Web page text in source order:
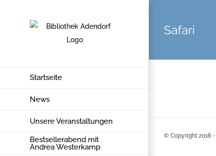
Startseite
News
Unsere Veranstaltungen
Bestsellerabend mit
Andrea Westerkamp
Safari
© Copyright 2018 -